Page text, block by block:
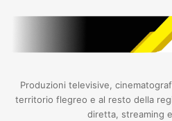
Produzioni televisive,
territorio flegreo e al resto della
diretta, streaming